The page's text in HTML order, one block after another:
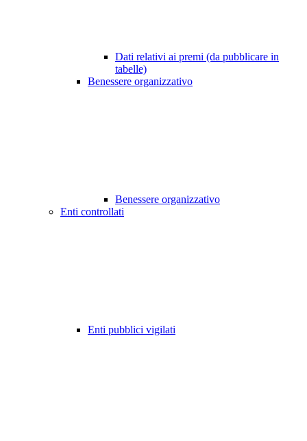
Dati relativi ai premi (da pubblicare in
tabelle)
Benessere organizzativo
Benessere organizzativo
Enti controllati
Enti pubblici vigilati